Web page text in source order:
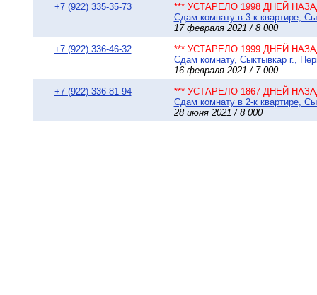
+7 (922) 335-35-73
*** УСТАРЕЛО 1998 ДНЕЙ
Сдам комнату в 3-к квартире,
17 февраля 2021 / 8 000
+7 (922) 336-46-32
*** УСТАРЕЛО 1999 ДНЕЙ
Сдам комнату, Сыктывкар г.,
16 февраля 2021 / 7 000
+7 (922) 336-81-94
*** УСТАРЕЛО 1867 ДНЕЙ
Сдам комнату в 2-к квартире,
28 июня 2021 / 8 000